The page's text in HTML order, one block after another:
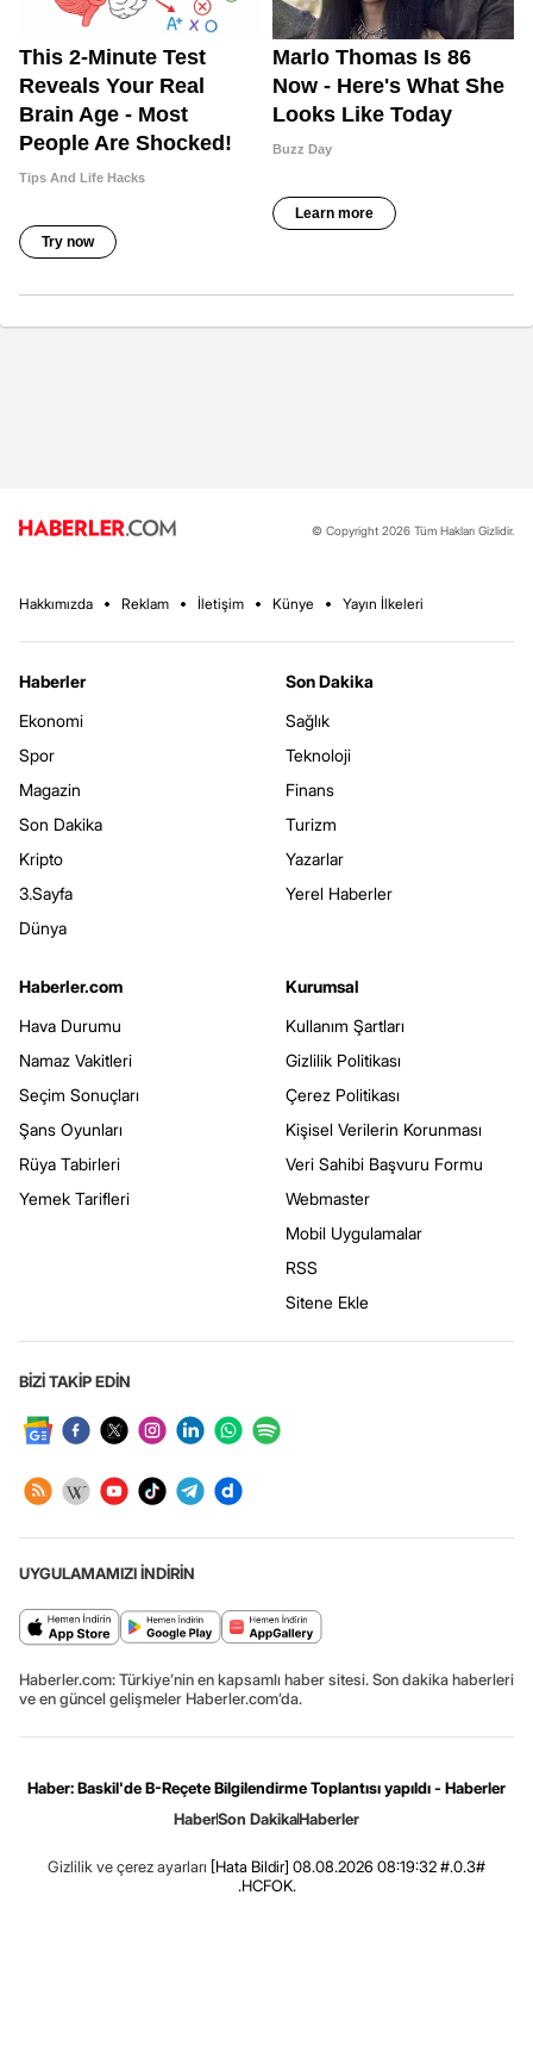
© Copyright 2026 Tüm Hakları Gizlidir.
Hakkımızda Reklam İletişim Künye Yayın İlkeleri
Haberler
Ekonomi
Spor
Magazin
Son Dakika
Kripto
3.Sayfa
Dünya
Son Dakika
Sağlık
Teknoloji
Finans
Turizm
Yazarlar
Yerel Haberler
Haberler.com
Hava Durumu
Namaz Vakitleri
Seçim Sonuçları
Şans Oyunları
Rüya Tabirleri
Yemek Tarifleri
Kurumsal
Kullanım Şartları
Gizlilik Politikası
Çerez Politikası
Kişisel Verilerin Korunması
Veri Sahibi Başvuru Formu
Webmaster
Mobil Uygulamalar
RSS
Sitene Ekle
BİZİ TAKİP EDİN
UYGULAMAMIZI İNDİRİN
Haberler.com: Türkiye’nin en kapsamlı haber sitesi. Son dakika haberleri
ve en güncel gelişmeler Haberler.com’da.
Haber: Baskil'de B-Reçete Bilgilendirme Toplantısı yapıldı - Haberler
HaberSon DakikaHaberler
Gizlilik ve çerez ayarları [Hata Bildir] 08.08.2026 08:19:32 #.0.3#
.HCFOK.